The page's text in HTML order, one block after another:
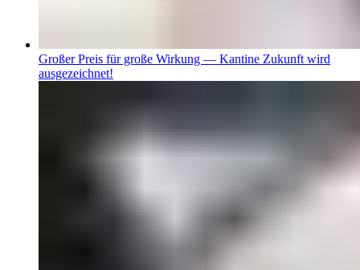
Großer Preis für große Wirkung — Kantine Zukunft wird
ausgezeichnet!